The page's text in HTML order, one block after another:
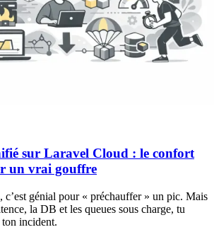
sur Laravel Cloud : le confort
un vrai gouffre
c’est génial pour « préchauffer » un pic. Mais
la DB et les queues sous charge, tu
ton incident.